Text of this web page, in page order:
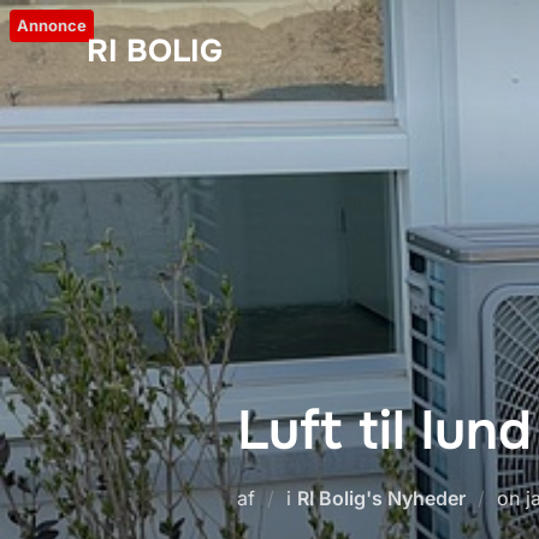
Videre
til
indhold
RI BOLIG
Annonce
Luft til
af i RI Bolig's Nyheder on